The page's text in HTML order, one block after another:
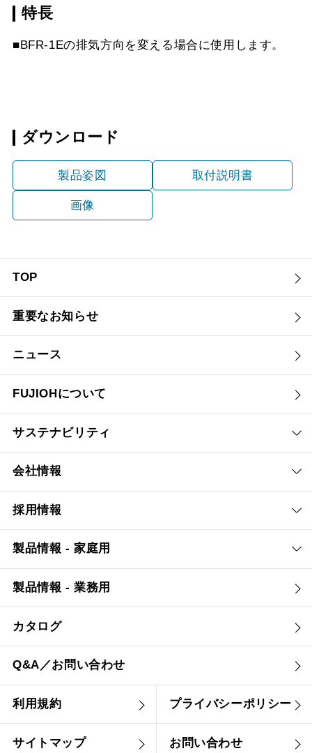
特長
■BFR-1Eの排気方向を変える場合に使用します。
ダウンロード
製品姿図 取付説明書
画像
TOP
重要なお知らせ
ニュース
FUJIOHについて
サステナビリティ
会社情報
採用情報
製品情報 - 家庭用
製品情報 - 業務用
カタログ
Q&A／お問い合わせ
利用規約 プライバシーポリシー
サイトマップ お問い合わせ